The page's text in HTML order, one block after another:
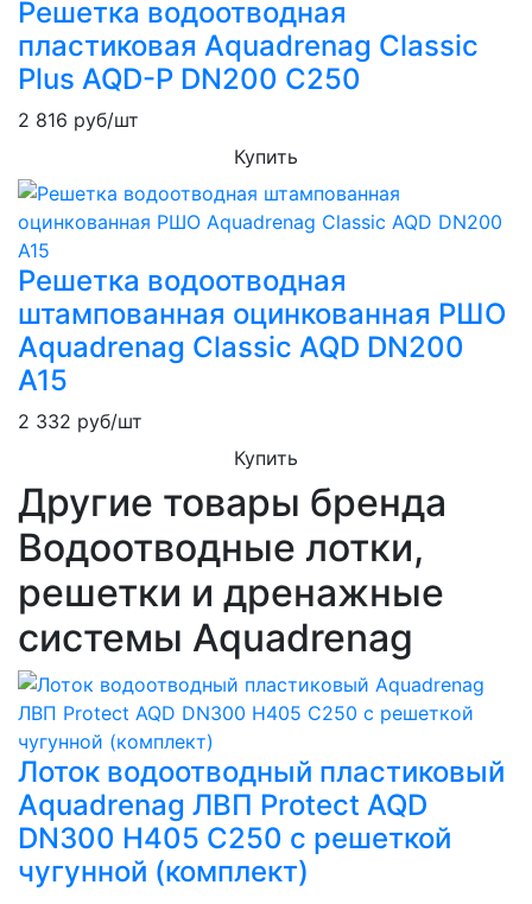
Решетка водоотводная
пластиковая Aquadrenag Classic
Plus AQD-P DN200 С250
2 816 руб/шт
Купить
Решетка водоотводная
штампованная оцинкованная РШО
Aquadrenag Classic AQD DN200
A15
2 332 руб/шт
Купить
Другие товары бренда
Водоотводные лотки,
решетки и дренажные
системы Aquadrenag
Лоток водоотводный пластиковый
Aquadrenag ЛВП Protect AQD
DN300 H405 C250 с решеткой
чугунной (комплект)